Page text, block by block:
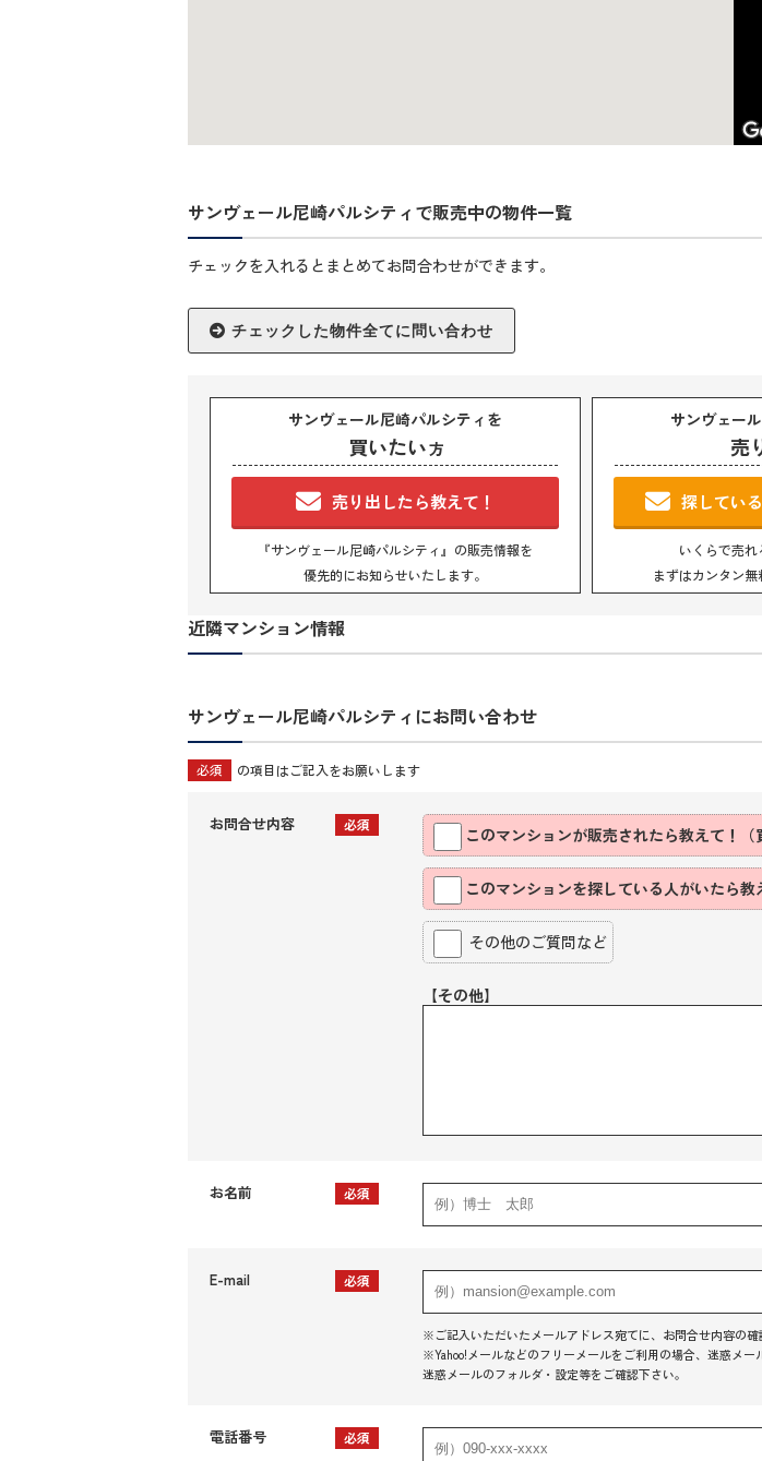
サンヴェール尼崎パルシティで販売中の物件一覧
チェックを入れるとまとめてお問合わせができます。
サンヴェール尼崎パルシティを
買いたい方
売り出したら教えて！
『サンヴェール尼崎パルシティ』の販売情報を
優先的にお知らせいたします。
サンヴェー
売
探してい
いくらで売
まずはカンタン無
近隣マンション情報
サンヴェール尼崎パルシティにお問い合わせ
必須 の項目はご記入をお願いします
お問合せ内容 必須 このマンションが販売されたら教えて！（
このマンションを探している人がいたら教
その他のご質問など
【その他】
お名前 必須
E-mail 必須
※ご記入いただいたメールアドレス宛てに、お問合せ内容の確
※Yahoo!メールなどのフリーメールをご利用の場合、迷惑メー
迷惑メールのフォルダ・設定等をご確認下さい。
電話番号 必須